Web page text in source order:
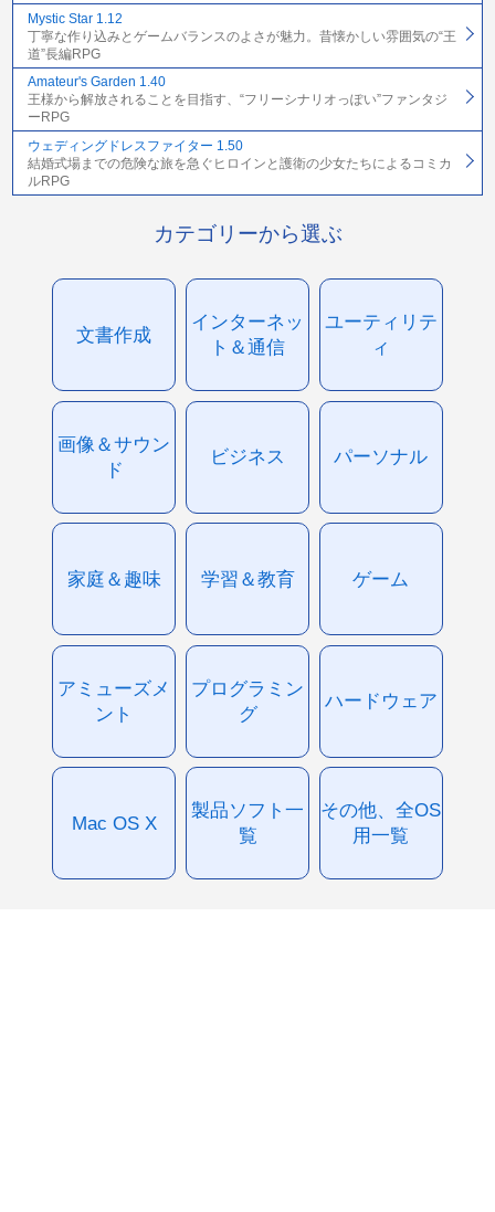
Mystic Star 1.12
丁寧な作り込みとゲームバランスのよさが魅力。昔懐かしい雰囲気の“王
道”長編RPG
Amateur's Garden 1.40
王様から解放されることを目指す、“フリーシナリオっぽい”ファンタジ
ーRPG
ウェディングドレスファイター 1.50
結婚式場までの危険な旅を急ぐヒロインと護衛の少女たちによるコミカ
ルRPG
カテゴリーから選ぶ
文書作成
インターネッ
ト＆通信
ユーティリテ
ィ
画像＆サウン
ド
ビジネス パーソナル
家庭＆趣味 学習＆教育 ゲーム
アミューズメ
ント
プログラミン
グ
ハードウェア
Mac OS X
製品ソフト一
覧
その他、全OS
用一覧